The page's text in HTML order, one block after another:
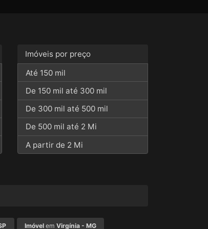
transferencia de lote bairro da
aruana, lote quadra a4
sjc
Imóveis por preço
Até 150 mil
De 150 mil até 300 mil
De 300 mil até 500 mil
De 500 mil até 2 Mi
A partir de 2 Mi
Imóvelem Virgínia - MG